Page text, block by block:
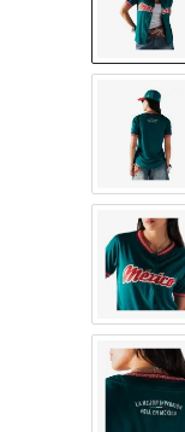
tenis futbol
tenis niño
tenis nike